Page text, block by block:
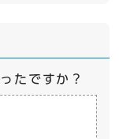
たですか？